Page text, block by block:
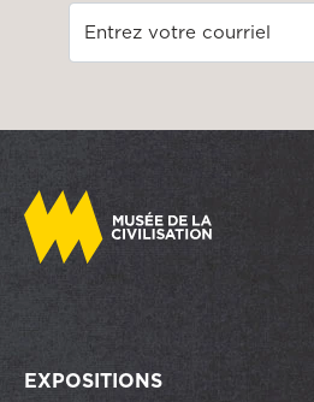
EXPOSITIONS